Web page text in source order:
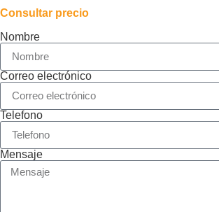
Consultar precio
Nombre
Correo electrónico
Telefono
Mensaje